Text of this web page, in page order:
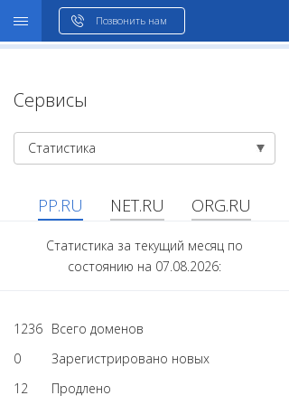
Позвонить нам
Сервисы
Статистика
PP.RU NET.RU ORG.RU
Статистика за текущий месяц по
состоянию на 07.08.2026:
1236 Всего доменов
0
Зарегистрировано новых
12
Продлено